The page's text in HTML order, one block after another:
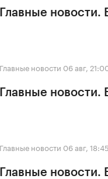
Главные
Главные новости 06 авг,
Главные
Главные новости 06 авг, 18:45
Главные